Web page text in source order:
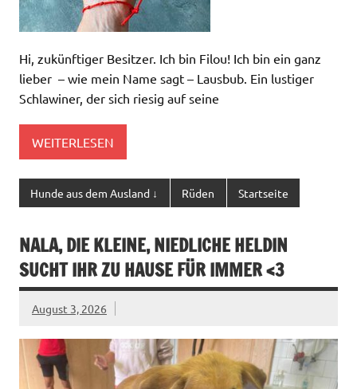
Hi, zukünftiger Besitzer. Ich bin Filou! Ich bin ein ganz
lieber – wie mein Name sagt – Lausbub. Ein lustiger
Schlawiner, der sich riesig auf seine
WEITERLESEN
Hunde aus dem Ausland ↓ Rüden Startseite
NALA, DIE KLEINE, NIEDLICHE HELDIN
SUCHT IHR ZU HAUSE FÜR IMMER <3
August 3, 2026